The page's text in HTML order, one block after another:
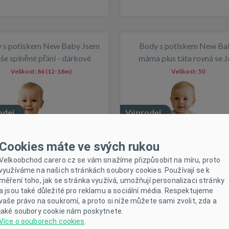
s potiskem New Baby Jsem
splněné přání - dárkové
balení
Velikost: 86 (12-18m)
Body s potiskem New
máma plus táta rovná se
dárkové balení
Výprodej
Velikost: 50
s potiskem New Baby
Cookies máte ve svých rukou
se vám snažíme přizpůsobit na míru, proto
na našich stránkách soubory cookies. Používají se k
toho, jak se stránka využívá, umožňují personalizaci stránky
jsou také důležité pro reklamu a sociální média. Respektujeme
právo na soukromí, a proto si níže můžete sami zvolit, zda a
soubory cookie nám poskytnete.
o souborech cookies